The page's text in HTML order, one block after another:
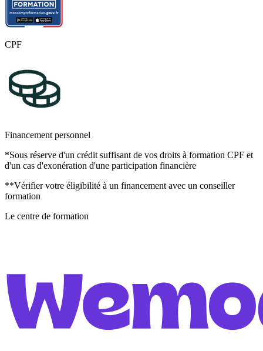
CPF
Financement personnel
*Sous réserve d'un crédit suffisant de vos droits à formation CPF et
d'un cas d'exonération d'une participation financière
**Vérifier votre éligibilité à un financement avec un conseiller
formation
Le centre de formation